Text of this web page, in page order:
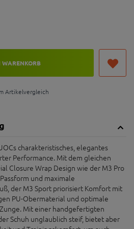
WARENKORB
Artikelvergleich
charakteristisches, elegantes
Performance. Mit dem gleichen
Closure Wrap Design wie der M3 Pro
und maximale
der M3 Sport priorisiert Komfort mit
PU-Obermaterial und optimale
Mit einer handgefertigten
Schuh unglaublich steif, bietet aber